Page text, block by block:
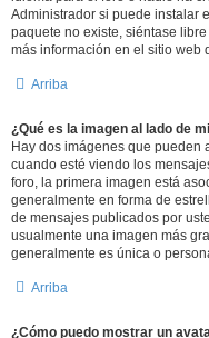
Administrador si puede instalar
paquete no existe, siéntase
más información en el sitio web
Arriba
¿Qué es la imagen al lado de
Hay dos imágenes que pueden
cuando esté viendo los
foro, la primera imagen está
generalmente en forma de
de mensajes publicados por
usualmente una imagen más
generalmente es única o
Arriba
¿Cómo puedo mostrar un